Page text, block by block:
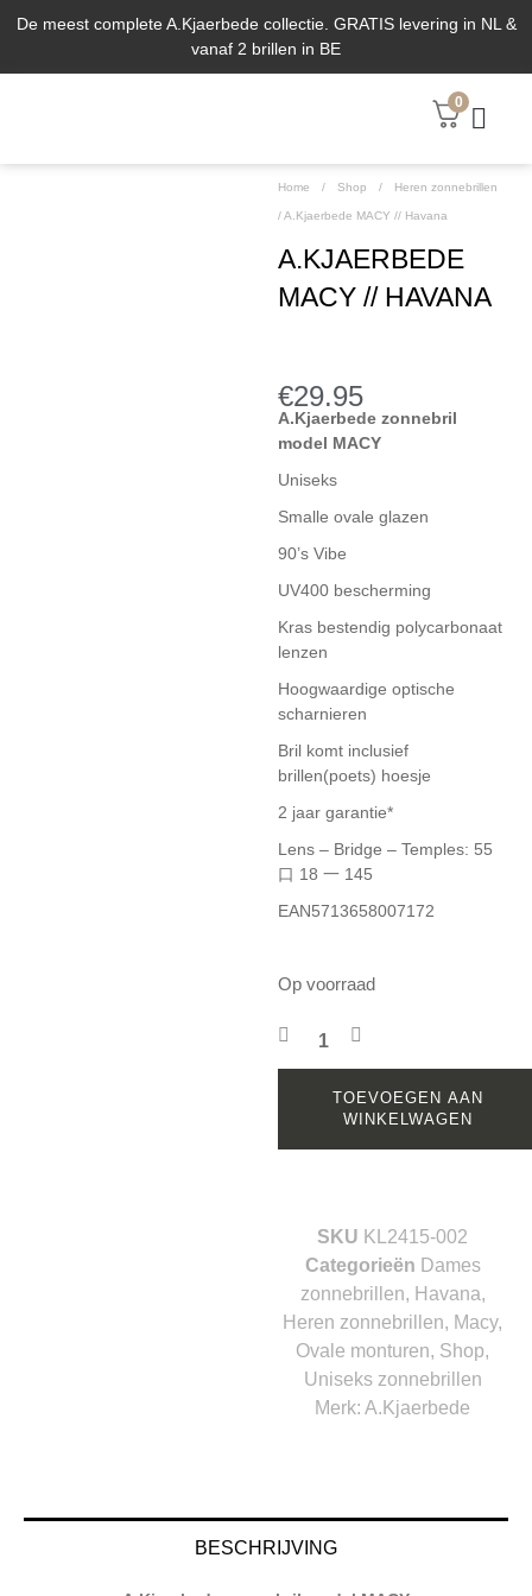
De meest complete A.Kjaerbede collectie. GRATIS levering in NL &
vanaf 2 brillen in BE
0
Home / Shop / Heren zonnebrillen
/A.Kjaerbede MACY // Havana
A.KJAERBEDE
MACY // HAVANA
€29.95
A.Kjaerbede zonnebril
model MACY
Uniseks
Smalle ovale glazen
90’s Vibe
UV400 bescherming
Kras bestendig polycarbonaat
lenzen
Hoogwaardige optische
scharnieren
Bril komt inclusief
brillen(poets) hoesje
2 jaar garantie*
Lens – Bridge – Temples: 55
口 18 一 145
EAN5713658007172
Op voorraad
TOEVOEGEN AAN
WINKELWAGEN
SKU KL2415-002
Categorieën Dames
zonnebrillen, Havana,
Heren zonnebrillen, Macy,
Ovale monturen, Shop,
Uniseks zonnebrillen
Merk:A.Kjaerbede
BESCHRIJVING